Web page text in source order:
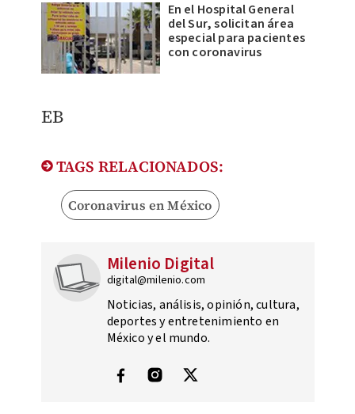
En el Hospital General
del Sur, solicitan área
especial para pacientes
con coronavirus
EB
TAGS RELACIONADOS:
Coronavirus en México
Milenio Digital
digital@milenio.com
Noticias, análisis, opinión, cultura,
deportes y entretenimiento en
México y el mundo.